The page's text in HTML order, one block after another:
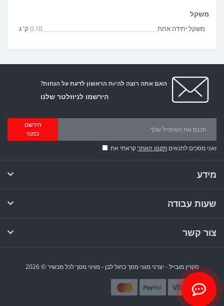
משקל
משקל יחידה אחת 0.10 ק"ג
האם אתה רוצה להיות הראשון לדעת על הנחות?
הירשמו לניוזלטר שלנו
הירשם
כמנוי
ואני מסכים לתנאים תקנון האתרקראתי את
מידע
שעות עבודה
צור קשר
סקרין מובייל - יצרני מגני מסך כחול לבן - מגיני מסך לכל מכשיר © 2026